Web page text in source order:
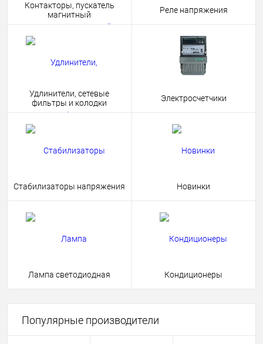
Контакторы, пускатель
магнитный
Реле напряжения
Удлинители, сетевые
фильтры и колодки
Электросчетчики
Стабилизаторы напряжения Новинки
Лампа светодиодная Кондиционеры
Популярные производители